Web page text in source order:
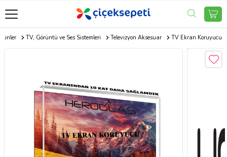
TV, Görüntü ve Ses Sistemleri Televizyon Aksesuar TV Ekran Koruyucu